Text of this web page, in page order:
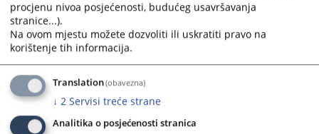
to
get
the
keyboard
shortcuts
for
changing
dates.
to
get
the
keyboard
shortcuts
for
changing
dates.
23.01.2023.
20.01.2023.
Izvješće o poštivanju optimalnih i predvidivih rokova u
Kantonalnom sudu u Novom Travniku za period
1.1.-31.12.2022. godine
procjenu nivoa posjećenosti, budućeg usavršavanja
stranice...).
Na ovom mjestu možete dozvoliti ili uskratiti pravo na
korištenje tih informacija.
Translation(obavezna)
↓ 2 Servisi treće strane
Analitika o posjećenosti stranica